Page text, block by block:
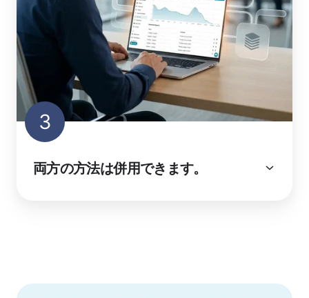
3
両方の方法は併用できます。